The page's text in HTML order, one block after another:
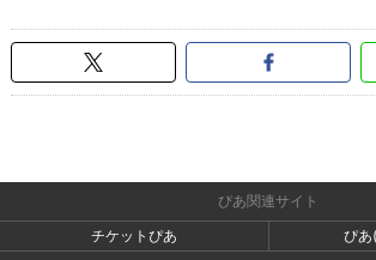
ぴあ関連サイト
チケットぴあ
ぴあ